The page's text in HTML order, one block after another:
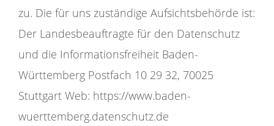
zu. Die für uns zuständige Aufsichtsbehörde ist:
Der Landesbeauftragte für den Datenschutz
und die Informationsfreiheit Baden-
Württemberg Postfach 10 29 32, 70025
Stuttgart Web: https://www.baden-
wuerttemberg.datenschutz.de